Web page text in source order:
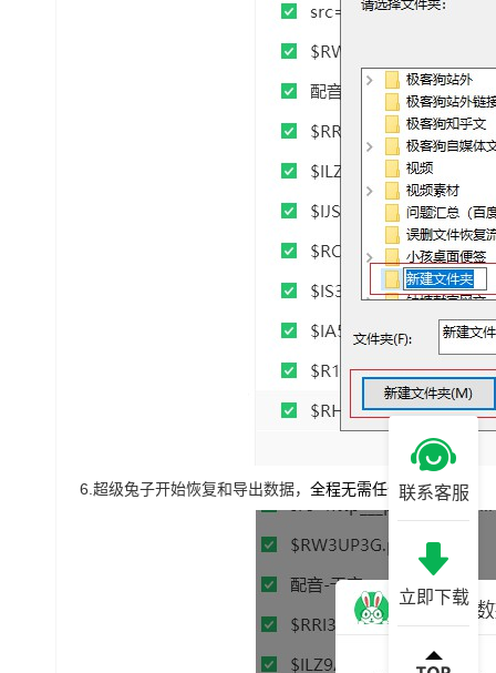
6. 超级兔子开始恢复和导出数据， 全程无需任何手动操作。
联系客服
立即下载